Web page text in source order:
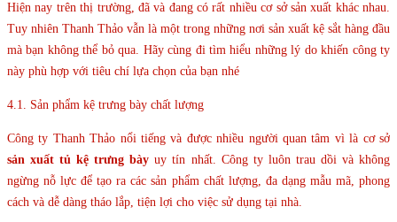
Hiện nay trên thị trường, đã và đang có rất nhiều cơ sở sản xuất khác nhau.
Tuy nhiên Thanh Thảo vẫn là một trong những nơi sản xuất kệ sắt hàng đầu
mà bạn không thể bỏ qua. Hãy cùng đi tìm hiểu những lý do khiến công ty
này phù hợp với tiêu chí lựa chọn của bạn nhé
4.1. Sản phẩm kệ trưng bày chất lượng
Công ty Thanh Thảo nổi tiếng và được nhiều người quan tâm vì là cơ sở
sản xuất tủ kệ trưng bày uy tín nhất. Công ty luôn trau dồi và không
ngừng nỗ lực để tạo ra các sản phẩm chất lượng, đa dạng mẫu mã, phong
cách và dễ dàng tháo lắp, tiện lợi cho việc sử dụng tại nhà.